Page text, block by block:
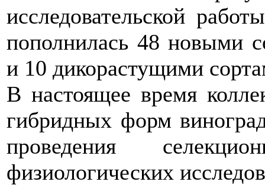
исследовательской
пополнилась 48 новыми
и 10 дикорастущими
В настоящее время
гибридных форм
проведения
физиологических